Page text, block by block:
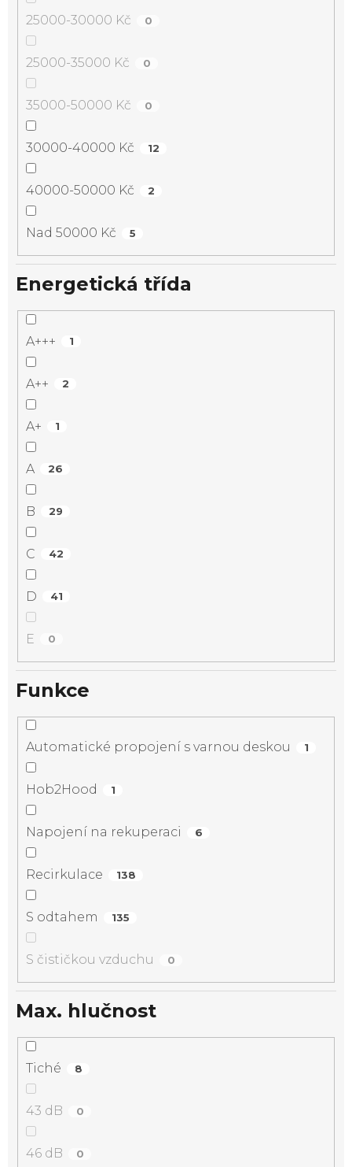
25000-30000 Kč 0
25000-35000 Kč 0
35000-50000 Kč 0
30000-40000 Kč 12
40000-50000 Kč 2
Nad 50000 Kč 5
Energetická třída
A+++ 1
A++ 2
A+ 1
A 26
B 29
C 42
D 41
E 0
Funkce
Automatické propojení s varnou deskou 1
Hob2Hood 1
Napojení na rekuperaci 6
Recirkulace 138
S odtahem 135
S čističkou vzduchu 0
Max. hlučnost
Tiché 8
43 dB 0
46 dB 0